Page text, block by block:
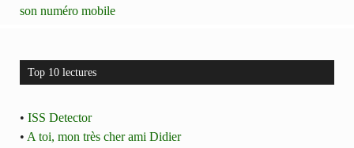
son numéro mobile
Top 10 lectures
• ISS Detector
• A toi, mon très cher ami Didier